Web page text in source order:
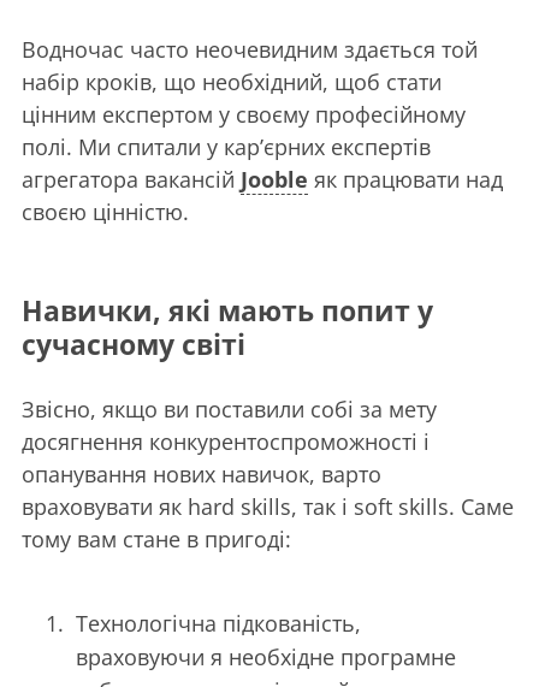
Водночас часто неочевидним здається той
набір кроків, що необхідний, щоб стати
цінним експертом у своєму професійному
полі. Ми спитали у кар’єрних експертів
агрегатора вакансій Jooble як працювати над
своєю цінністю.
Навички, які мають попит у
сучасному світі
Звісно, якщо ви поставили собі за мету
досягнення конкурентоспроможності і
опанування нових навичок, варто
враховувати як hard skills, так і soft skills. Саме
тому вам стане в пригоді:
Технологічна підкованість,
враховуючи я необхідне програмне